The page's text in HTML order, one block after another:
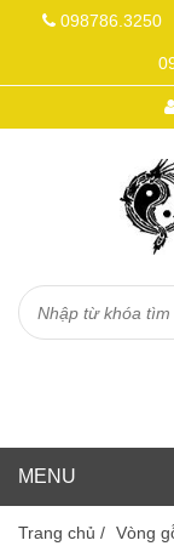
098786.3250
Trang chủ / Vòng